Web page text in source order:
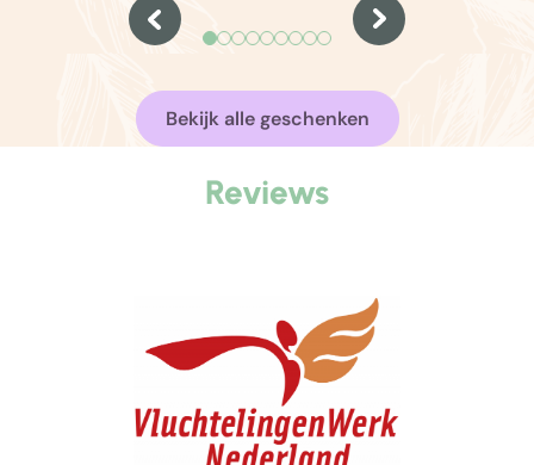
eenvoud’ als uitgangspunt. Dat geldt nog
Bekijk alle geschenken
Reviews